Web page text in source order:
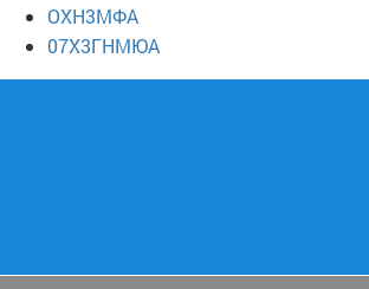
ОХН3МФА
07Х3ГНМЮА